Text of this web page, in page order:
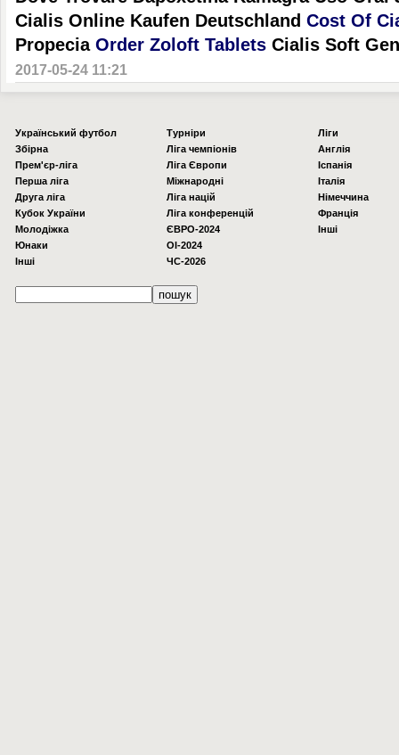
Cialis Online Kaufen Deutschland Cost Of
Propecia Order Zoloft Tablets Cialis Soft
2017-05-24 11:21
Українcький футбол
Збірна
Прем'єр-ліга
Перша ліга
Друга ліга
Кубок України
Молодіжка
Юнаки
Інші
Турніри
Ліга чемпіонів
Ліга Європи
Міжнародні
Ліга націй
Ліга конференцій
ЄВРО-2024
OI-2024
ЧС-2026
Ліги
Англія
Іспанія
Італія
Німеччина
Франція
Інші